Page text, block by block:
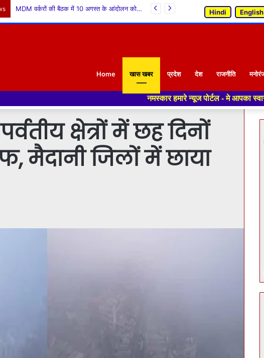
आजादी के 79 वर्षों बाद करेरी वासियों को मिली बस सुविधा : केवल सिंह पठानिया* Hindi English
Home खास खबर प्रदेश देश राजनीति
नमस्कार हमारे न्यूज पोर्टल - मे आपका स्वागत हैं ,यहाँ आपको
क्षेत्रों में छह दिनों
मैदानी जिलों में छाया